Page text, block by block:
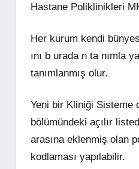
Hastane Poliklinikleri
Her kurum kendi
ını b urada n ta nımla
tanımlanmış olur.
Yeni bir Kliniği Sisteme
bölümündeki açılır
arasına eklenmiş olan
kodlaması yapılabilir.